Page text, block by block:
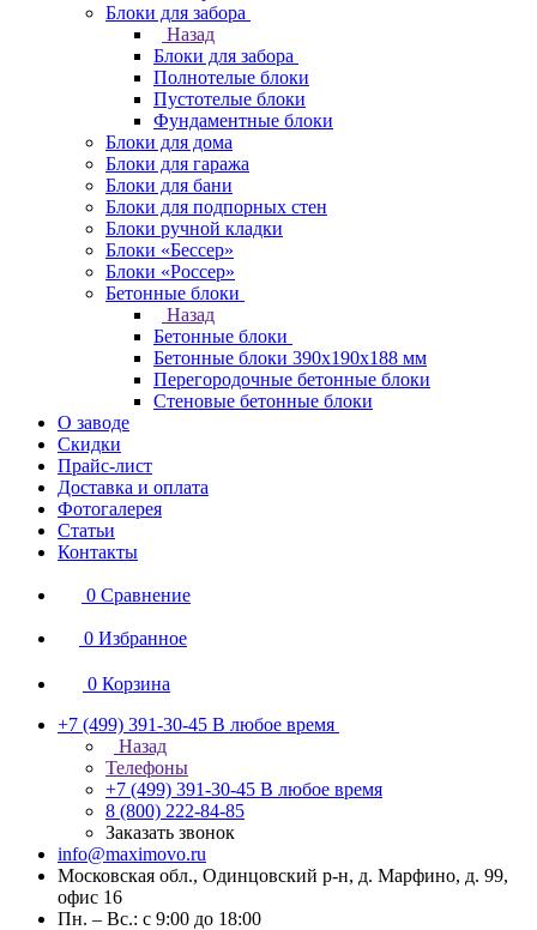
Блоки для забора
Назад
Блоки для забора
Полнотелые блоки
Пустотелые блоки
Фундаментные блоки
Блоки для дома
Блоки для гаража
Блоки для бани
Блоки для подпорных стен
Блоки ручной кладки
Блоки «Бессер»
Блоки «Россер»
Бетонные блоки
Назад
Бетонные блоки
Бетонные блоки 390х190х188 мм
Перегородочные бетонные блоки
Стеновые бетонные блоки
О заводе
Скидки
Прайс-лист
Доставка и оплата
Фотогалерея
Статьи
Контакты
0 Сравнение
0 Избранное
0 Корзина
+7 (499) 391-30-45 В любое время
Назад
Телефоны
+7 (499) 391-30-45 В любое время
8 (800) 222-84-85
Заказать звонок
info@maximovo.ru
Московская обл., Одинцовский р-н, д. Марфино, д. 99,
офис 16
Пн. – Вс.: с 9:00 до 18:00